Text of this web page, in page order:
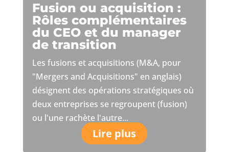
Fusion ou acquisition :
Rôles complémentaires
du CEO et du manager
de transition
Les fusions et acquisitions (M&A, pour
"Mergers and Acquisitions" en anglais)
désignent des opérations stratégiques où
deux entreprises se regroupent (fusion)
ou l'une rachète l'autre...
Lire plus